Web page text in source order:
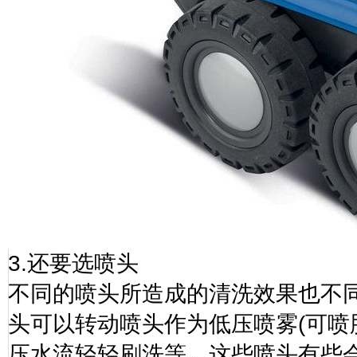
3.还要选喷头
不同的喷头所造成的清洗效果也不
头可以转动喷头作为低压喷雾(可喷